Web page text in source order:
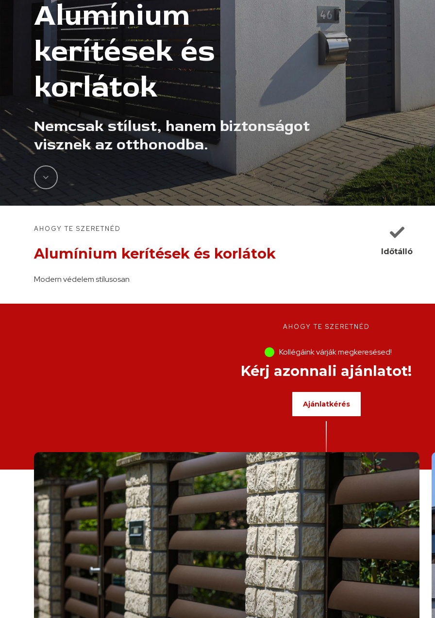
Alumínium
kerítések és
korlátok
Nemcsak stílust, hanem biztonságot
visznek az otthonodba.
Navigate
to
the
next
section
AHOGY TE SZERETNÉD
Alumínium kerítések és korlátok
Modern védelem stílusosan
Időtálló
AHOGY TE SZERETNÉD
Kollégáink várják megkeresésed!
Kérj azonnali ajánlatot!
Ajánlatkérés